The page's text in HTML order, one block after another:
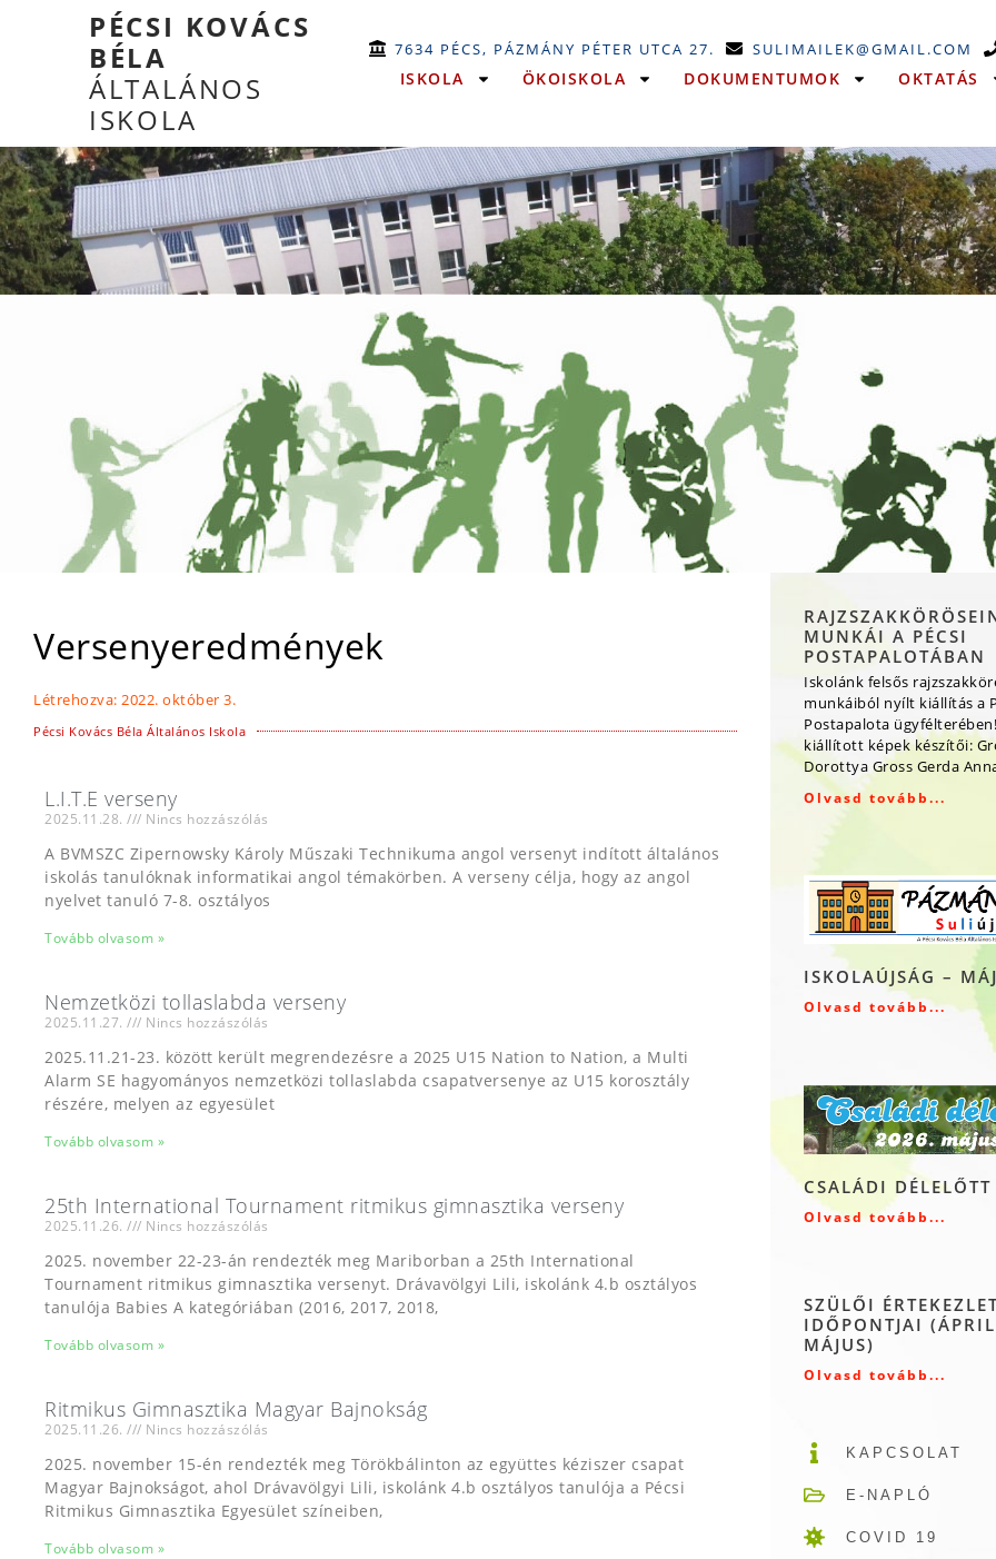
PÉCSI KOVÁCS
BÉLA
ÁLTALÁNOS
ISKOLA
7634 PÉCS, PÁZMÁNY PÉTER UTCA 27. SULIMAILEK@GMAIL.COM
ISKOLA ÖKOISKOLA DOKUMENTUMOK OKTATÁS
Versenyeredmények
Létrehozva: 2022. október 3.
Pécsi Kovács Béla Általános Iskola
L.I.T.E verseny
2025.11.28. Nincs hozzászólás
A BVMSZC Zipernowsky Károly Műszaki Technikuma angol versenyt indított általános
iskolás tanulóknak informatikai angol témakörben. A verseny célja, hogy az angol
nyelvet tanuló 7-8. osztályos
Tovább olvasom »
Nemzetközi tollaslabda verseny
2025.11.27. Nincs hozzászólás
2025.11.21-23. között került megrendezésre a 2025 U15 Nation to Nation, a Multi
Alarm SE hagyományos nemzetközi tollaslabda csapatversenye az U15 korosztály
részére, melyen az egyesület
Tovább olvasom »
25th International Tournament ritmikus gimnasztika verseny
2025.11.26. Nincs hozzászólás
2025. november 22-23-án rendezték meg Mariborban a 25th International
Tournament ritmikus gimnasztika versenyt. Drávavölgyi Lili, iskolánk 4.b osztályos
tanulója Babies A kategóriában (2016, 2017, 2018,
Tovább olvasom »
Ritmikus Gimnasztika Magyar Bajnokság
2025.11.26. Nincs hozzászólás
2025. november 15-én rendezték meg Törökbálinton az együttes kéziszer csapat
Magyar Bajnokságot, ahol Drávavölgyi Lili, iskolánk 4.b osztályos tanulója a Pécsi
Ritmikus Gimnasztika Egyesület színeiben,
Tovább olvasom »
MUNKÁI A PÉCSI
POSTAPALOTÁBAN
Iskolánk felsős
munkáiból nyílt kiállítás a
Postapalota
kiállított képek készítői:
Dorottya Gross Gerda
Olvasd tovább...
ISKOLAÚJSÁG –
Olvasd tovább...
CSALÁDI DÉLELŐTT
Olvasd tovább...
SZÜLŐI
IDŐPONTJAI
MÁJUS)
Olvasd tovább...
KAPCSOLAT
E-NAPLÓ
COVID 19